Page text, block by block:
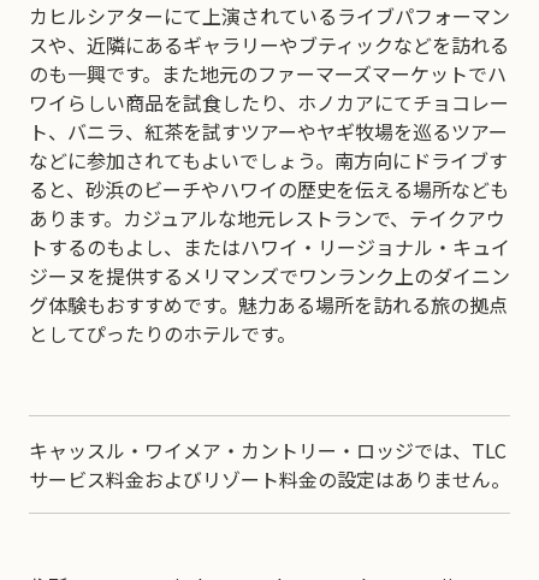
カヒルシアターにて上演されているライブパフォーマン
スや、近隣にあるギャラリーやブティックなどを訪れる
のも一興です。また地元のファーマーズマーケットでハ
ワイらしい商品を試食したり、ホノカアにてチョコレー
ト、バニラ、紅茶を試すツアーやヤギ牧場を巡るツアー
などに参加されてもよいでしょう。南方向にドライブす
ると、砂浜のビーチやハワイの歴史を伝える場所なども
あります。カジュアルな地元レストランで、テイクアウ
トするのもよし、またはハワイ・リージョナル・キュイ
ジーヌを提供するメリマンズでワンランク上のダイニン
グ体験もおすすめです。魅力ある場所を訪れる旅の拠点
としてぴったりのホテルです。
キャッスル・ワイメア・カントリー・ロッジでは、TLC
サービス料金およびリゾート料金の設定はありません。